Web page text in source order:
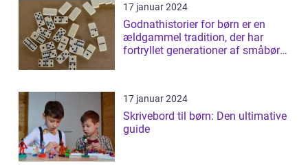
17 januar 2024
Godnathistorier for børn er en
ældgammel tradition, der har
fortryllet generationer af småbørn
17 januar 2024
Skrivebord til børn: Den ultimative
guide